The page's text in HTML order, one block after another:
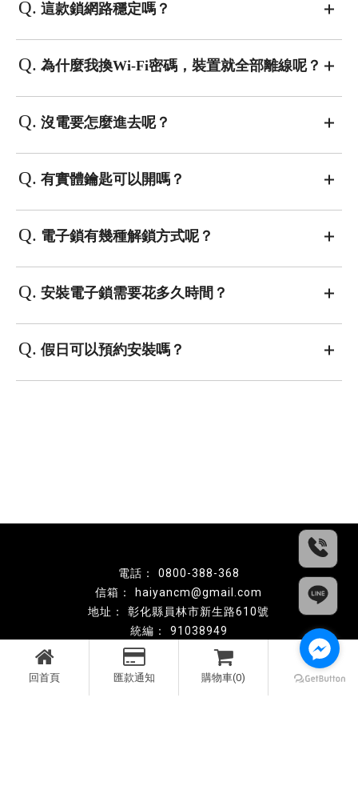
Q. 這款鎖網路穩定嗎？
Q. 為什麼我換Wi-Fi密碼，裝置就全部離線呢？
Q. 沒電要怎麼進去呢？
Q. 有實體鑰匙可以開嗎？
Q. 電子鎖有幾種解鎖方式呢？
Q. 安裝電子鎖需要花多久時間？
Q. 假日可以預約安裝嗎？
回首頁 匯款通知 購物車(0)
0800-388-368
haiyancm@gmail.com
彰化縣員林市新生路610號
91038949
公司：海硯創意行銷股份有限公司